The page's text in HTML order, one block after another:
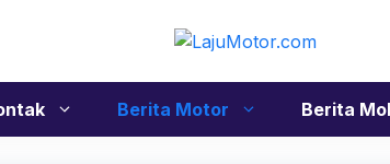
Berita Motor Berita